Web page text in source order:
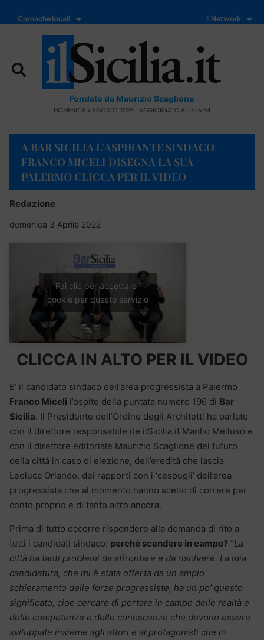
Cronache locali Il Network
Fondato da Maurizio Scaglione
DOMENICA 9 AGOSTO 2026 - AGGIORNATO ALLE 16:54
A BAR SICILIA L’ASPIRANTE SINDACO
FRANCO MICELI DISEGNA LA SUA
PALERMO CLICCA PER IL VIDEO
Redazione
domenica 3 Aprile 2022
Fai clic per accettare i
cookie per questo servizio
CLICCA IN ALTO PER IL VIDEO
E’ il candidato sindaco dell’area progressista a Palermo
Franco Miceli l’ospite della puntata numero 196 di Bar
Sicilia. Il Presidente dell’Ordine degli Architetti ha parlato
con il direttore responsabile de ilSicilia.it Manlio Melluso e
con il direttore editoriale Maurizio Scaglione del futuro
della città in caso di elezione, dell’eredità che lascia
Leoluca Orlando, dei rapporti con i ‘cespugli’ dell’area
progressista che al momento hanno scelto di correre per
conto proprio e di tanto altro ancora.
Prima di tutto occorre rispondere alla domanda di rito a
tutti i candidati sindaco: perché scendere in campo? “La
città ha tanti problemi da affrontare e da risolvere. La mia
candidatura, che mi è stata offerta da un ampio
schieramento delle forze progressiste, ha un po’ questo
significato, cioè cercare di portare in campo delle realtà e
delle competenze e delle conoscenze che devono essere
sviluppate insieme agli attori e ai protagonisti che in